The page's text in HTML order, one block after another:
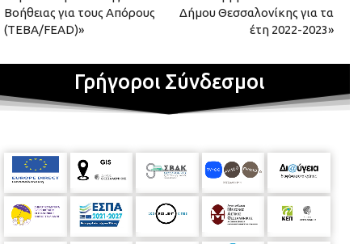
Βοήθειας για τους Απόρους
(ΤΕΒΑ/FEAD)»
Δήμου Θεσσαλονίκης για τα
έτη 2022-2023»
Γρήγοροι Σύνδεσμοι